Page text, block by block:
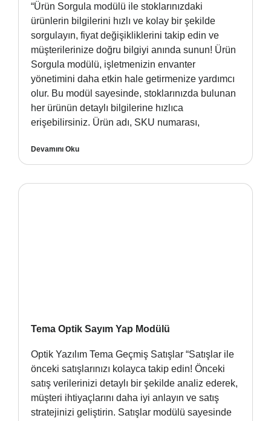
“Ürün Sorgula modülü ile stoklarınızdaki
ürünlerin bilgilerini hızlı ve kolay bir şekilde
sorgulayın, fiyat değişikliklerini takip edin ve
müşterilerinize doğru bilgiyi anında sunun! Ürün
Sorgula modülü, işletmenizin envanter
yönetimini daha etkin hale getirmenize yardımcı
olur. Bu modül sayesinde, stoklarınızda bulunan
her ürünün detaylı bilgilerine hızlıca
erişebilirsiniz. Ürün adı, SKU numarası,
Devamını Oku
Tema Optik Sayım Yap Modülü
Optik Yazılım Tema Geçmiş Satışlar “Satışlar ile
önceki satışlarınızı kolayca takip edin! Önceki
satış verilerinizi detaylı bir şekilde analiz ederek,
müşteri ihtiyaçlarını daha iyi anlayın ve satış
stratejinizi geliştirin. Satışlar modülü sayesinde